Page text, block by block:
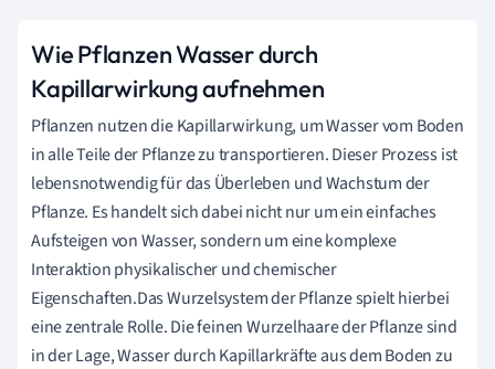
Wie Pflanzen Wasser durch
Kapillarwirkung aufnehmen
Pflanzen nutzen die Kapillarwirkung, um Wasser vom Boden
in alle Teile der Pflanze zu transportieren. Dieser Prozess ist
lebensnotwendig für das Überleben und Wachstum der
Pflanze. Es handelt sich dabei nicht nur um ein einfaches
Aufsteigen von Wasser, sondern um eine komplexe
Interaktion physikalischer und chemischer
Eigenschaften.Das Wurzelsystem der Pflanze spielt hierbei
eine zentrale Rolle. Die feinen Wurzelhaare der Pflanze sind
in der Lage, Wasser durch Kapillarkräfte aus dem Boden zu